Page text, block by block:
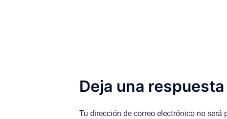
Deja una respuesta
Tu dirección de correo electrónico no será